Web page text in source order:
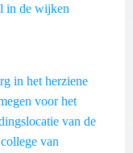
in de wijken
in het herziene
voor het
van de
van